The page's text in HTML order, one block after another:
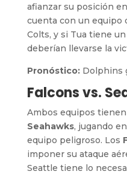
afianzar su posición
cuenta con un equipo
Colts, y si Tua tiene
deberían llevarse la
Pronóstico:Dolphins
Falcons vs.
Ambos equipos
Seahawks, jugando
equipo peligroso. Los
imponer su ataque
Seattle tiene lo